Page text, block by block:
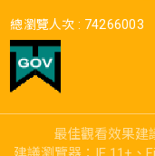
總瀏覽人次 : 74266003
最佳觀看效果建